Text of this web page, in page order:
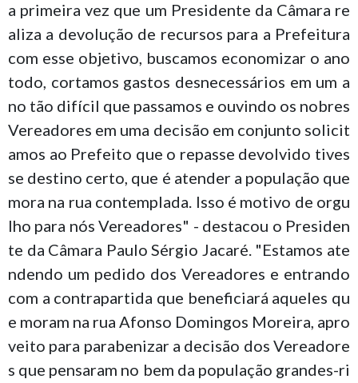
a primeira vez que um Presidente da Câmara re
aliza a devolução de recursos para a Prefeitura
com esse objetivo, buscamos economizar o ano
todo, cortamos gastos desnecessários em um a
no tão difícil que passamos e ouvindo os nobres
Vereadores em uma decisão em conjunto solicit
amos ao Prefeito que o repasse devolvido tives
se destino certo, que é atender a população que
mora na rua contemplada. Isso é motivo de orgu
lho para nós Vereadores" - destacou o Presiden
te da Câmara Paulo Sérgio Jacaré. "Estamos ate
ndendo um pedido dos Vereadores e entrando
com a contrapartida que beneficiará aqueles qu
e moram na rua Afonso Domingos Moreira, apro
veito para parabenizar a decisão dos Vereadore
s que pensaram no bem da população grandes-ri